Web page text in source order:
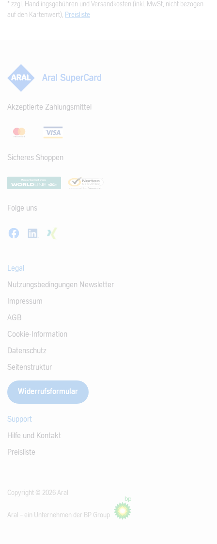
* zzgl. Handlingsgebühren und Versandkosten (inkl. MwSt, nicht bezogen
auf den Kartenwert), Preisliste
Akzeptierte Zahlungsmittel
Sicheres Shoppen
Folge uns
Legal
Nutzungsbedingungen Newsletter
Impressum
AGB
Cookie-Information
Datenschutz
Seitenstruktur
Widerrufsformular
Support
Hilfe und Kontakt
Preisliste
Copyright © 2026 Aral
Aral – ein Unternehmen der BP Group